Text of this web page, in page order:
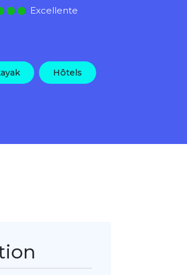
Excellente
Hôtels